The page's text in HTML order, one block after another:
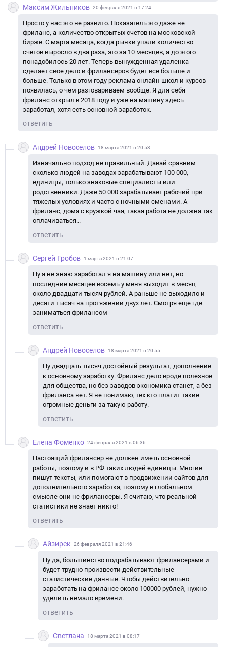
Максим Жильников 20 февраля 2021 в 17:24
Просто у нас это не развито. Показатель это даже не
фриланс, а количество открытых счетов на московской
бирже. С марта месяца, когда рынки упали количество
счетов выросло в два раза, это за 10 месяцев, а до этого
понадобилось 20 лет. Теперь вынужденная удаленка
сделает свое дело и фрилансеров будет все больше и
больше. Только в этом году реклама онлайн школ и курсов
появилась, о чем разговариваем вообще. Я для себя
фриланс открыл в 2018 году и уже на машину здесь
заработал, хотя есть основной заработок.
ответить
Андрей Новоселов 18 марта 2021 в 20:53
Изначально подход не правильный. Давай сравним
сколько людей на заводах зарабатывают 100 000,
единицы, только знаковые специалисты или
родственники. Даже 50 000 зарабатывает рабочий при
тяжелых условиях и часто с ночными сменами. А
фриланс, дома с кружкой чая, такая работа не должна так
оплачиваться...
ответить
Сергей Гробов 1 марта 2021 в 21:07
Ну я не знаю заработал я на машину или нет, но
последние месяцев восемь у меня выходит в месяц
около двадцати тысяч рублей. А раньше не выходило и
десяти тысяч на протяжении двух лет. Смотря еще где
заниматься фрилансом
ответить
Андрей Новоселов 18 марта 2021 в 20:55
Ну двадцать тысяч достойный результат, дополнение
к основному заработку. Фриланс дело вроде полезное
для общества, но без заводов экономика станет, а без
фриланса нет. Я не понимаю, тех кто платит такие
огромные деньги за такую работу.
ответить
Елена Фоменко 24 февраля 2021 в 06:36
Настоящий фрилансер не должен иметь основной
работы, поэтому и в РФ таких людей единицы. Многие
пишут тексты, или помогают в продвижении сайтов для
дополнительного заработка, поэтому в глобальном
смысле они не фрилансеры. Я считаю, что реальной
статистики не знает никто!
ответить
Айзирек 26 февраля 2021 в 21:46
Ну да, большинство подрабатывают фрилансерами и
будет трудно произвести действительные
статистические данные. Чтобы действительно
заработать на фрилансе около 100000 рублей, нужно
уделить немало времени.
ответить
Светлана 18 марта 2021 в 08:17